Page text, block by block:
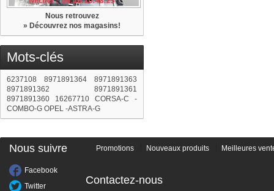
Nous retrouvez
» Découvrez nos magasins!
Mots-clés
6237108 8971891364
8971891363
8971891362
8971891361
8971891360
16267710 CORSA-C
-
COMBO-G OPEL -ASTRA-G
Nous suivre
Facebook
Twitter
Promotions Nouveaux produits Meilleures
Contactez-nous